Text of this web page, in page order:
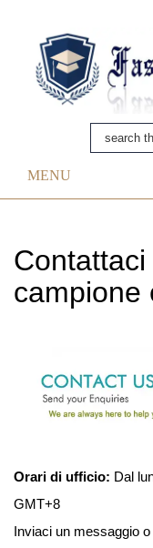
MENU
campione
Orari di ufficio: Dal
GMT+8
Inviaci un messaggio